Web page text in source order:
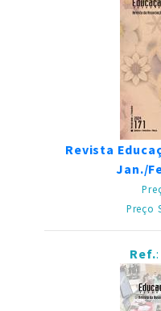
Revista
Jan./
Preço
Ref.